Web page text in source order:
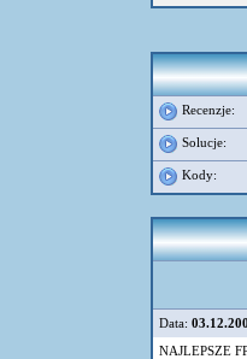
Recenzje:
Solucje:
Kody:
Data:
NAJLEPSZE